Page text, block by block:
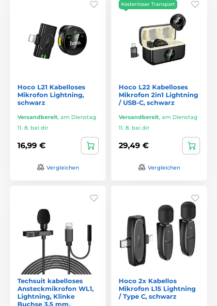
Hoco L21 Kabelloses
Mikrofon Lightning,
schwarz
Versandbereit, am Dienstag
11. 8. bei dir
16,99 €
Vergleichen
Kostenloser Transport
Hoco L22 Kabelloses
Mikrofon 2in1 Lightning
/ USB-C, schwarz
Versandbereit, am Dienstag
11. 8. bei dir
29,49 €
Vergleichen
Techsuit kabelloses
Ansteckmikrofon WL1,
Lightning, Klinke
Buchse 3,5 mm,
Hoco 2x Kabellos
Mikrofon L15 Lightning
/ Type C, schwarz